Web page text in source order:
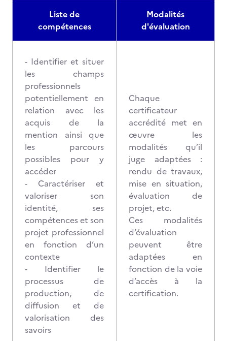
Liste de
compétences
Modalités
d'évaluation
- Identifier et situer
les champs
professionnels
potentiellement en
relation avec les
acquis de la
mention ainsi que
les parcours
possibles pour y
accéder
- Caractériser et
valoriser son
identité, ses
compétences et son
projet professionnel
en fonction d’un
contexte
- Identifier le
processus de
production, de
diffusion et de
valorisation des
savoirs
Chaque
certificateur
accrédité met en
œuvre les
modalités qu’il
juge adaptées :
rendu de travaux,
mise en situation,
évaluation de
projet, etc.
Ces modalités
d’évaluation
peuvent être
adaptées en
fonction de la voie
d’accès à la
certification.